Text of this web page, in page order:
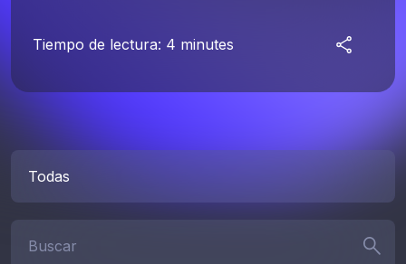
Tiempo de lectura: 4 minutes